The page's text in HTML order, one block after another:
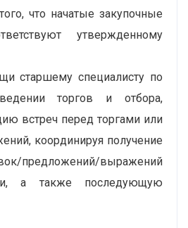
что начатые закупочные
утвержденному
старшему специалисту по
торгов и отбора,
встреч перед торгами или
координируя получение
предложений/выражений
а также последующую